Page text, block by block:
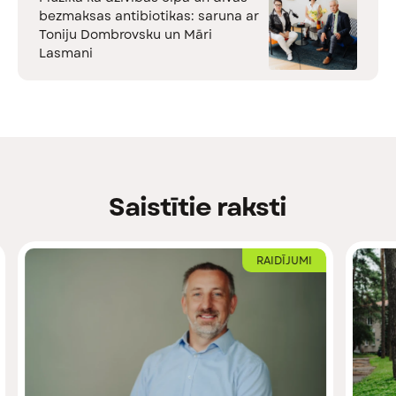
bezmaksas antibiotikas: saruna ar
Toniju Dombrovsku un Māri
Lasmani
Saistītie raksti
RAIDĪJUMI